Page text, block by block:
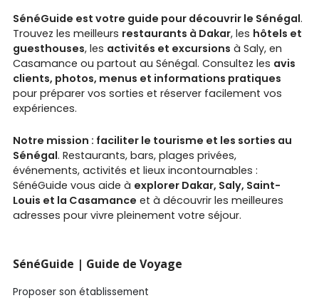
SénéGuide est votre guide pour découvrir le Sénégal.
Trouvez les meilleurs restaurants à Dakar, les hôtels et
guesthouses, les activités et excursions à Saly, en
Casamance ou partout au Sénégal. Consultez les avis
clients, photos, menus et informations pratiques
pour préparer vos sorties et réserver facilement vos
expériences.
Notre mission : faciliter le tourisme et les sorties au
Sénégal. Restaurants, bars, plages privées,
événements, activités et lieux incontournables :
SénéGuide vous aide à explorer Dakar, Saly, Saint-
Louis et la Casamance et à découvrir les meilleures
adresses pour vivre pleinement votre séjour.
SénéGuide | Guide de Voyage
Proposer son établissement